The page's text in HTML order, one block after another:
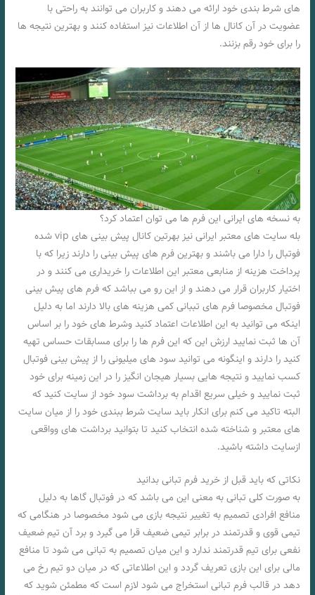
های شرط بندی خود ارائه می دهند و کاربران می توانند به راحتی با
عضویت در آن کانال ها از آن اطلاعات نیز استفاده کنند و بهترین نتیجه ها
را برای خود رقم بزنند.
به نسخه های ایرانی این فرم ها می توان اعتماد کرد؟
بله سایت های معتبر ایرانی نیز بهرتین کانال پیش بینی های vip شده
فوتبال را دارا می باشند و بهترین فرم های پیش بینی را دارند زیرا که با
پرداخت هزینه از منابعی معتبر این اطلاعات را خریداری می کنند و در
اختیار کاربران قرار می دهند و از این رو می بباشد که فرم های پیش بینی
فوتبال مخصوصا فرم های تببانی کمی هزینه های بالا دارند اما به دلیل
اینکه می توانید به این اطلاعات اعتماد کنید وشرط های خود را بر اساس
آن ها ثبت نمایید ارزش این که این فرم ها را برای مسابقات حساس تهیه
کنید را دارند و اینگونه می توانید سود های میلیونی را از پیش بینی فوتبال
کسب نمایید و نتیجه هایی بسیار هیجان انگیز را در این زمینه برای خود
ثبت نمایید و خیلی سریع اقدام به برداشت سود خود از سایت کنید که
البته تاکید می کنم برای انکار باید سایت شرط ببندی خود را از میان سایت
های معتبر و شناخته شده انتخاب کنید تا بتوانید برداشت های وواقعی
ازسایت داشته باشید.
نکاتی که باید قبل از خرید فرم تبانی بدانید
به صورت کلی تبانی به معنی این می باشد که در فوتبال گاها به دلیل
منافع افرادی تصمیم به تغییر نتیجه بازی می شود مخصوصا در هنگامی که
تیمی قوی و قدرتمند در برابر تیمی ضعیف قرا می گیرد و برد آن تیم ضعیف
نفعی برای تیم قدرتمند ندارد و این میان تصمیم به تبانی می شود تا منافع
مالی برای این بازی تعریف گردد و این اطلاعاتی که در میان دو تیم رخ می
دهد در قالب فرم تبانی استخراج می شود لازم است که مطمئن شوید که